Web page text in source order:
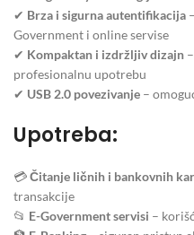
✔ Brza i sigurna autentifikacija
Government i online servise
✔ Kompaktan i izdržljiv dizajn
profesionalnu upotrebu
✔ USB 2.0 povezivanje –
Upotreba:
💳Čitanje ličnih i bankovnih
transakcije
📂 E-Government servisi –